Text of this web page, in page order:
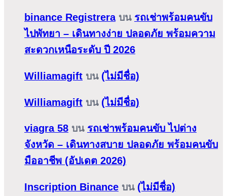
binance Registreraบน รถเช่าพร้อมคนขับ
ไปพัทยา – เดินทางง่าย ปลอดภัย พร้อมความ
สะดวกเหนือระดับ ปี 2026
Williamagift บน (ไม่มีชื่อ)
Williamagift บน (ไม่มีชื่อ)
viagra 58 บน รถเช่าพร้อมคนขับ ไปต่าง
จังหวัด – เดินทางสบาย ปลอดภัย พร้อมคนขับ
มืออาชีพ (อัปเดต 2026)
Inscription Binance บน (ไม่มีชื่อ)